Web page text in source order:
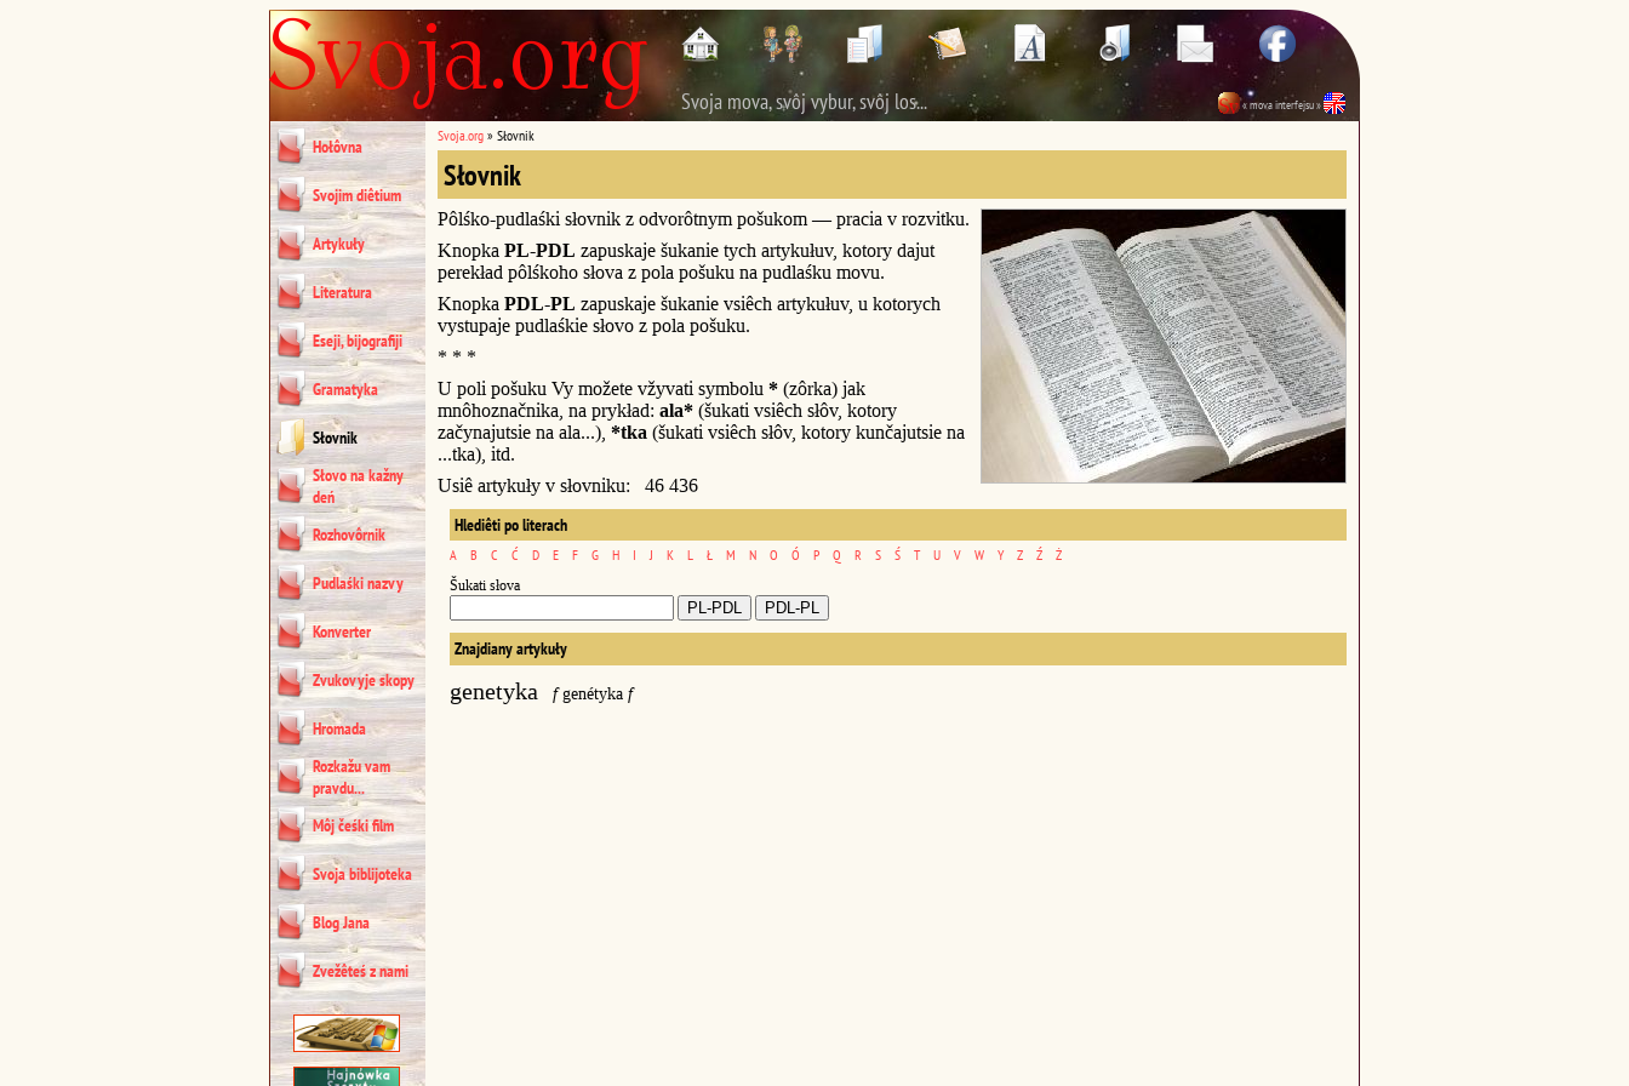
Svoja mova, svôj vybur, svôj los... « mova interfejsu »
Hołôvna
Svojim diêtium
Artykuły
Literatura
Eseji, bijografiji
Gramatyka
Słovnik
Słovo na kažny
deń
Rozhovôrnik
Pudlaśki nazvy
Konverter
Zvukovyje skopy
Hromada
Rozkažu vam
pravdu...
Môj čeśki film
Svoja biblijoteka
Blog Jana
Zvežêteś z nami
Svoja.org » Słovnik
Słovnik
Pôlśko-pudlaśki słovnik z odvorôtnym pošukom — pracia v rozvitku.
Knopka PL-PDL zapuskaje šukanie tych artykułuv, kotory dajut
perekład pôlśkoho słova z pola pošuku na pudlaśku movu.
Knopka PDL-PL zapuskaje šukanie vsiêch artykułuv, u kotorych
vystupaje pudlaśkie słovo z pola pošuku.
* * *
U poli pošuku Vy možete vžyvati symbolu * (zôrka) jak
mnôhoznačnika, na prykład: ala* (šukati vsiêch słôv, kotory
začynajutsie na ala...), *tka (šukati vsiêch słôv, kotory kunčajutsie na
...tka), itd.
Usiê artykuły v słovniku: 46 436
Hlediêti po literach
A B C Ć D E F G H I J K L Ł M N O Ó P Q R S Ś T U V W Y Z Ź Ż
Šukati słova
Znajdiany artykuły
genetyka fgenétyka f